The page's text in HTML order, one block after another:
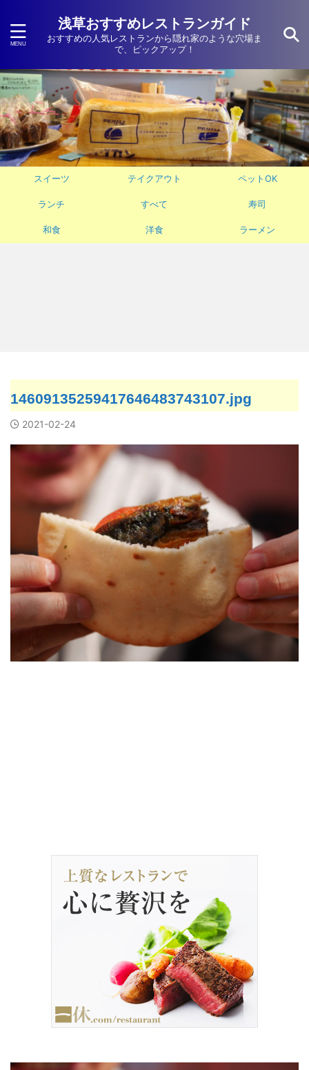
浅草おすすめレストランガイド
おすすめの人気レストランから隠れ家のような穴場ま
で、ピックアップ！
スイーツ テイクアウト ペットOK
ランチ すべて 寿司
和食 洋食 ラーメン
14609135259417646483743107.jpg
2021-02-24